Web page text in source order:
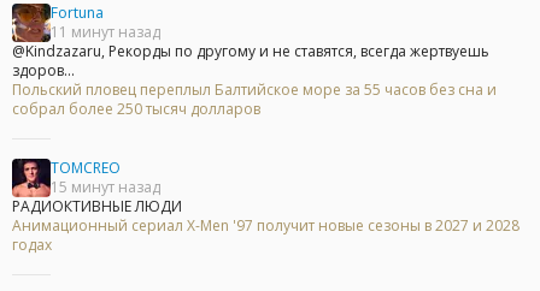
Fortuna
11 минут назад
@Kindzazaru, Рекорды по другому и не ставятся, всегда жертвуешь
здоров...
Польский пловец переплыл Балтийское море за 55 часов без сна и
собрал более 250 тысяч долларов
TOMCREO
15 минут назад
РАДИОКТИВНЫЕ ЛЮДИ
Анимационный сериал X-Men '97 получит новые сезоны в 2027 и 2028
годах